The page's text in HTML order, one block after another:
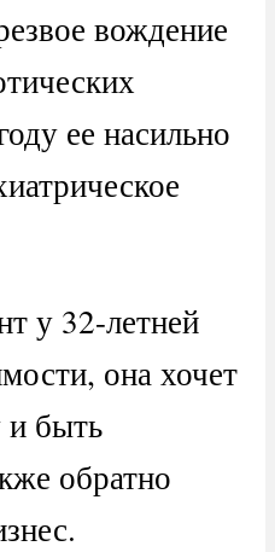
вождение
ее насильно
у 32-летней
она хочет
и быть
обратно